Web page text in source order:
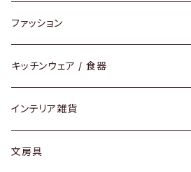
チェア / スツール
ダイニングセット / ダイニングテーブル
ローテーブル / サイドテーブル
デスク / コンソール
ペンダントライト
テーブルランプ / デスクスタンド
フロアライト
ファッション
アクセサリー
リング
ピアス / イヤリング
財布
バッグ
キッチンウェア / 食器
グラス / タンブラー
カップ / マグ
インテリア雑貨
文房具